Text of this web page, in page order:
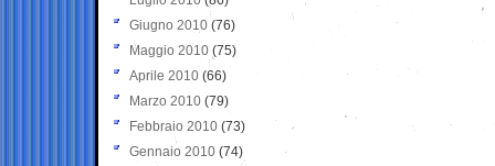
Giugno 2010 (76)
Maggio 2010 (75)
Aprile 2010 (66)
Marzo 2010 (79)
Febbraio 2010 (73)
Gennaio 2010 (74)